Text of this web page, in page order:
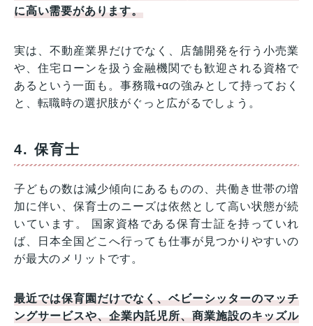
に高い需要があります。
実は、不動産業界だけでなく、店舗開発を行う小売業
や、住宅ローンを扱う金融機関でも歓迎される資格で
あるという一面も。事務職+αの強みとして持っておく
と、転職時の選択肢がぐっと広がるでしょう。
4. 保育士
子どもの数は減少傾向にあるものの、共働き世帯の増
加に伴い、保育士のニーズは依然として高い状態が続
いています。 国家資格である保育士証を持っていれ
ば、日本全国どこへ行っても仕事が見つかりやすいの
が最大のメリットです。
最近では保育園だけでなく、ベビーシッターのマッチ
ングサービスや、企業内託児所、商業施設のキッズル